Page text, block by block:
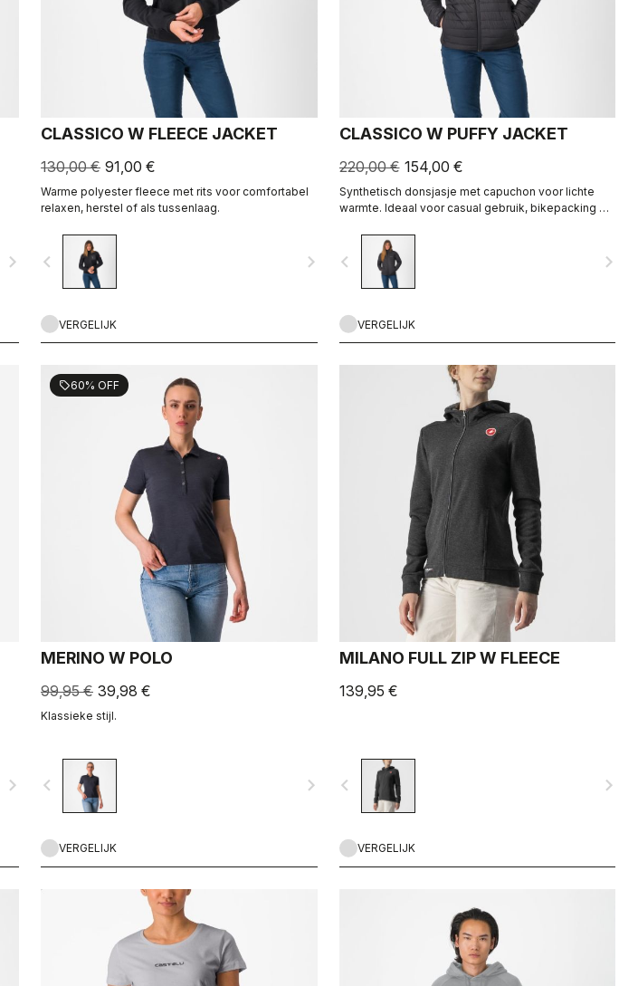
navigate_next
CLASSICO W FLEECE JACKET
130,00 € 91,00 €
Warme polyester fleece met rits voor comfortabel
relaxen, herstel of als tussenlaag.
navigate_before navigate_next
VERGELIJK
CLASSICO W PUFFY JACKET
220,00 € 154,00 €
Synthetisch donsjasje met capuchon voor lichte
warmte. Ideaal voor casual gebruik, bikepacking of
navigate_before navigate_next
VERGELIJK
navigate_next
sell60% OFF
MERINO W POLO
99,95 € 39,98 €
Klassieke stijl.
navigate_before navigate_next
VERGELIJK
MILANO FULL ZIP W FLEECE
139,95 €
navigate_before navigate_next
VERGELIJK